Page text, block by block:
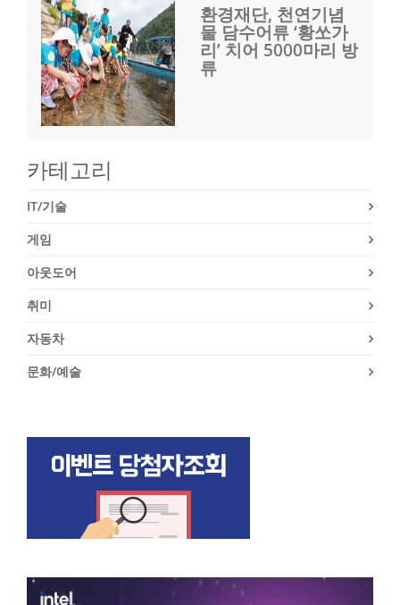
환경재단, 천연기념
물 담수어류 ‘황쏘가
리’ 치어 5000마리 방
류
카테고리
IT/기술
게임
아웃도어
취미
자동차
문화/예술